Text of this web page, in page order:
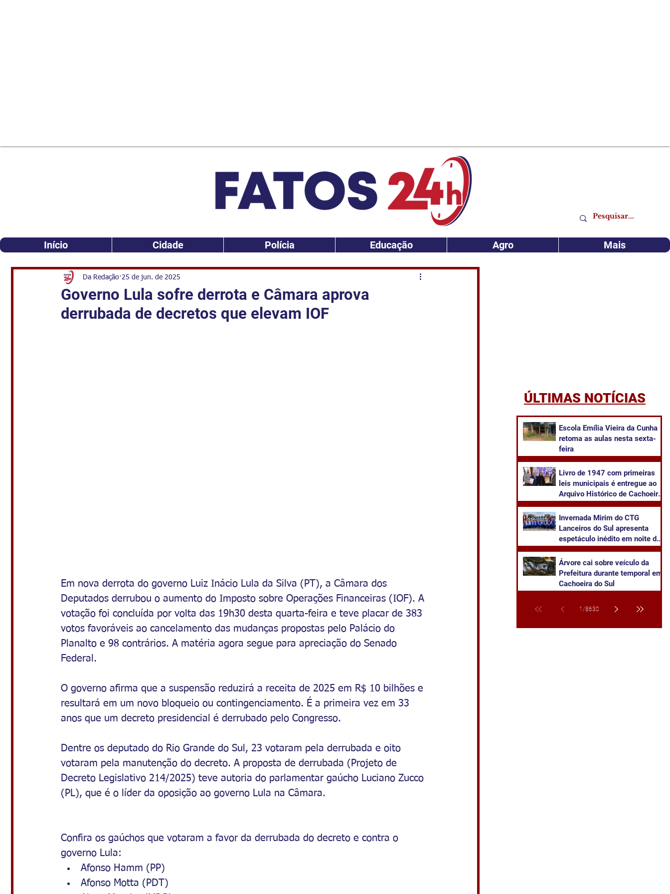
Início Cidade Polícia Educação Agro Mais
Governo Lula sofre derrota e Câmara aprova
derrubada de decretos que elevam IOF
Da Redação 25 de jun. de 2025
Em nova derrota do governo Luiz Inácio Lula da Silva (PT), a Câmara dos
Deputados derrubou o aumento do Imposto sobre Operações Financeiras (IOF). A
votação foi concluída por volta das 19h30 desta quarta-feira e teve placar de 383
votos favoráveis ao cancelamento das mudanças propostas pelo Palácio do
Planalto e 98 contrários. A matéria agora segue para apreciação do Senado
Federal.
O governo afirma que a suspensão reduzirá a receita de 2025 em R$ 10 bilhões e
resultará em um novo bloqueio ou contingenciamento. É a primeira vez em 33
anos que um decreto presidencial é derrubado pelo Congresso.
Dentre os deputado do Rio Grande do Sul, 23 votaram pela derrubada e oito
votaram pela manutenção do decreto. A proposta de derrubada (Projeto de
Decreto Legislativo 214/2025) teve autoria do parlamentar gaúcho Luciano Zucco
(PL), que é o líder da oposição ao governo Lula na Câmara.
Confira os gaúchos que votaram a favor da derrubada do decreto e contra o
governo Lula:
Afonso Hamm (PP)
Afonso Motta (PDT)
ÚLTIMAS NOTÍCIAS
​Escola Emília Vieira da Cunha
retoma as aulas nesta sexta-
feira
Livro de 1947 com primeiras
leis municipais é entregue ao
Arquivo Histórico de Cachoeira
Invernada Mirim do CTG
Lanceiros do Sul apresenta
espetáculo inédito em noite de
Árvore cai sobre veículo da
Prefeitura durante temporal em
Cachoeira do Sul
1 /8630